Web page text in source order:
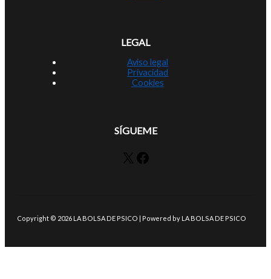
LEGAL
Aviso legal
Privacidad
Cookies
SÍGUEME
X Facebook
Copyright © 2026 LA BOLSA DE PSICO | Powered by LA BOLSA DE PSICO